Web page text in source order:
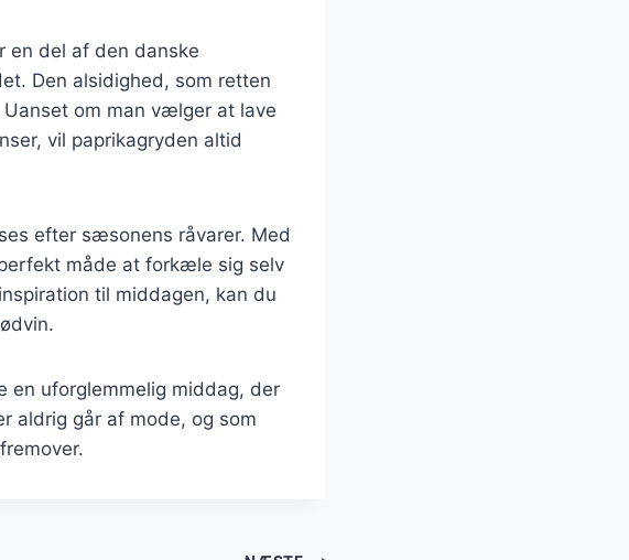
en del af den danske
Den alsidighed, som retten
om man vælger at lave
vil paprikagryden altid
efter sæsonens råvarer. Med
måde at forkæle sig selv
til middagen, kan du
en uforglemmelig middag, der
aldrig går af mode, og som